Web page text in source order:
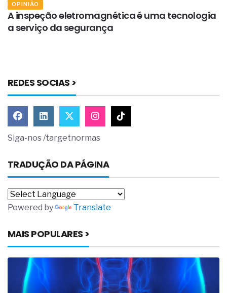
OPINIÃO
A inspeção eletromagnética é uma tecnologia
a serviço da segurança
REDES SOCIAS >
Siga-nos /targetnormas
TRADUÇÃO DA PÁGINA
Powered by Translate
MAIS POPULARES >